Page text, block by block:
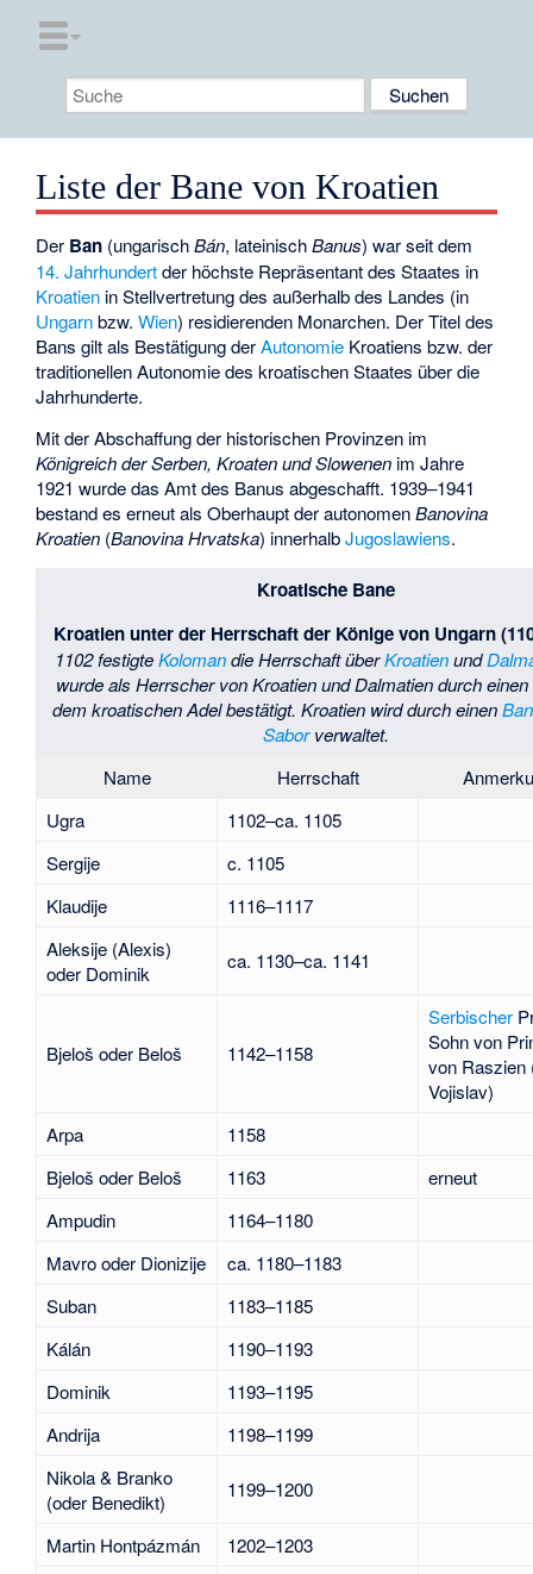
Liste der Bane von Kroatien
Der Ban (ungarischBán, lateinischBanus) war seit dem
14. Jahrhundertder höchste Repräsentant des Staates in
Kroatien in Stellvertretung des außerhalb des Landes (in
Ungarnbzw.Wien) residierenden Monarchen. Der Titel des
Bans gilt als Bestätigung derAutonomie Kroatiens bzw. der
traditionellen Autonomie des kroatischen Staates über die
Jahrhunderte.
Mit der Abschaffung der historischen Provinzen im
Königreich der Serben, Kroaten und Slowenen im Jahre
1921 wurde das Amt des Banus abgeschafft. 1939–1941
bestand es erneut als Oberhaupt der autonomenBanovina
Kroatien (Banovina Hrvatska) innerhalbJugoslawiens.
Kroatische Bane
Kroatien unter der Herrschaft der Könige von Ungarn
1102 festigteKolomandie Herrschaft überKroatienund
wurde als Herrscher von Kroatien und Dalmatien durch
dem kroatischen Adel bestätigt. Kroatien wird durch einenBan
Saborverwaltet.
Name
Herrschaft
Ugra
1102–ca. 1105
Sergije
c. 1105
Klaudije
1116–1117
Aleksije (Alexis)
oder Dominik
ca. 1130–ca. 1141
Bjeloš oder Beloš 1142–1158
Serbischer
Sohn von
von Raszien
Vojislav)
Arpa
1158
Bjeloš oder Beloš
1163
erneut
Ampudin
1164–1180
Mavro oder Dionizije
ca. 1180–1183
Suban
1183–1185
Kálán
1190–1193
Dominik
1193–1195
Andrija
1198–1199
Nikola & Branko
(oder Benedikt)
1199–1200
Martin Hontpázmán
1202–1203